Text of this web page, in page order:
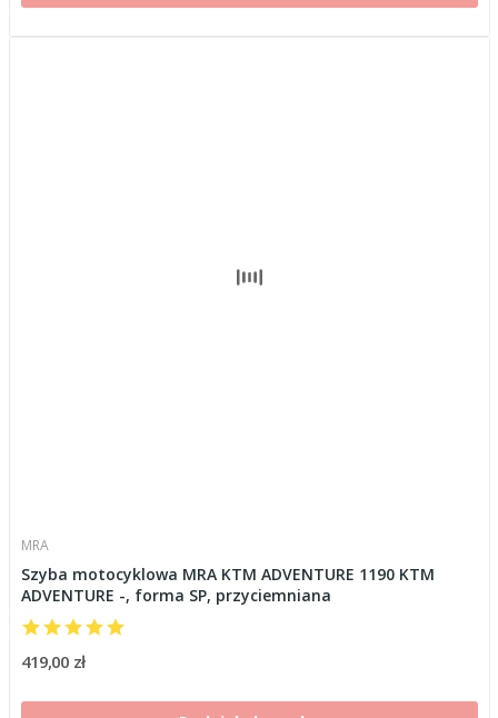
MRA
Szyba motocyklowa MRA KTM ADVENTURE 1190 KTM
ADVENTURE -, forma SP, przyciemniana
419,00 zł